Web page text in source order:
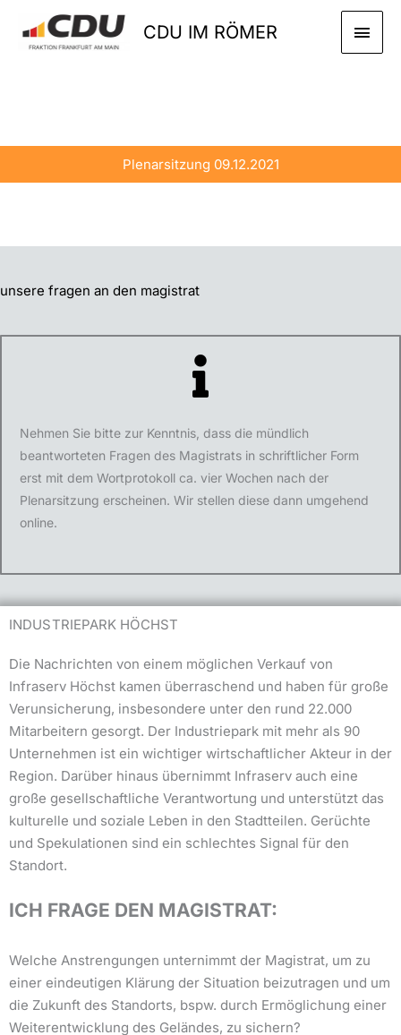
Inhalt
springen
CDU IM RÖMER
Plenarsitzung 09.12.2021
unsere fragen an den magistrat
Nehmen Sie bitte zur Kenntnis, dass die mündlich
beantworteten Fragen des Magistrats in schriftlicher Form
erst mit dem Wortprotokoll ca. vier Wochen nach der
Plenarsitzung erscheinen. Wir stellen diese dann umgehend
online.
INDUSTRIEPARK HÖCHST
Die Nachrichten von einem möglichen Verkauf von
Infraserv Höchst kamen überraschend und haben für große
Verunsicherung, insbesondere unter den rund 22.000
Mitarbeitern gesorgt. Der Industriepark mit mehr als 90
Unternehmen ist ein wichtiger wirtschaftlicher Akteur in der
Region. Darüber hinaus übernimmt Infraserv auch eine
große gesellschaftliche Verantwortung und unterstützt das
kulturelle und soziale Leben in den Stadtteilen. Gerüchte
und Spekulationen sind ein schlechtes Signal für den
Standort.
ICH FRAGE DEN MAGISTRAT:
Welche Anstrengungen unternimmt der Magistrat, um zu
einer eindeutigen Klärung der Situation beizutragen und um
die Zukunft des Standorts, bspw. durch Ermöglichung einer
Weiterentwicklung des Geländes, zu sichern?